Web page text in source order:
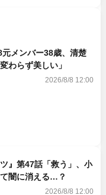
メンバー38歳、清楚
わらず美しい」
2026/8/8 12:00
』第47話「救う」、小
闇に消える…？
2026/8/8 12:00